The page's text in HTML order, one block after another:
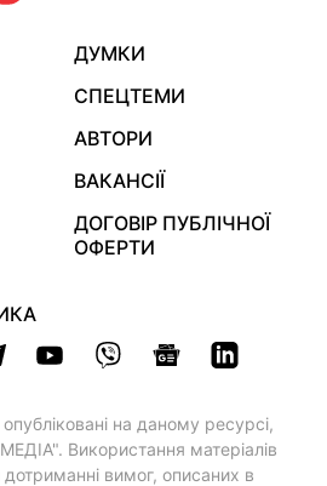
ДУМКИ
СПЕЦТЕМИ
АВТОРИ
ВАКАНСІЇ
ДОГОВІР ПУБЛІЧНОЇ
ОФЕРТИ
на даному ресурсі,
Використання матеріалів
вимог, описаних в